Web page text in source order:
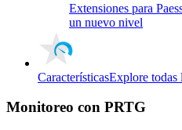
Extensiones para
un nuevo nivel
CaracterísticasExplore todas
Monitoreo con PRTG